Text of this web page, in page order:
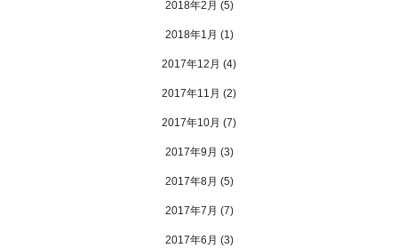
2018年2月 (5)
2018年1月 (1)
2017年12月 (4)
2017年11月 (2)
2017年10月 (7)
2017年9月 (3)
2017年8月 (5)
2017年7月 (7)
2017年6月 (3)